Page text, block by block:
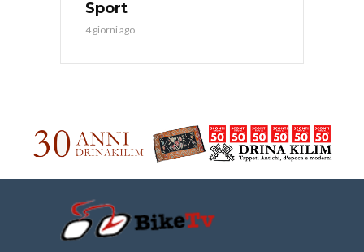
Sport
4 giorni ago